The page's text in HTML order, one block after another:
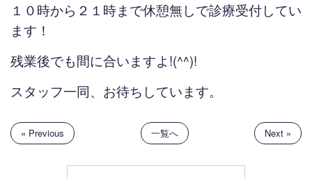
１０時から２１時まで休憩無しで診療受付してい
ます！
残業後でも間に合いますよ!(^^)!
スタッフ一同、お待ちしています。
« Previous 一覧へ Next »